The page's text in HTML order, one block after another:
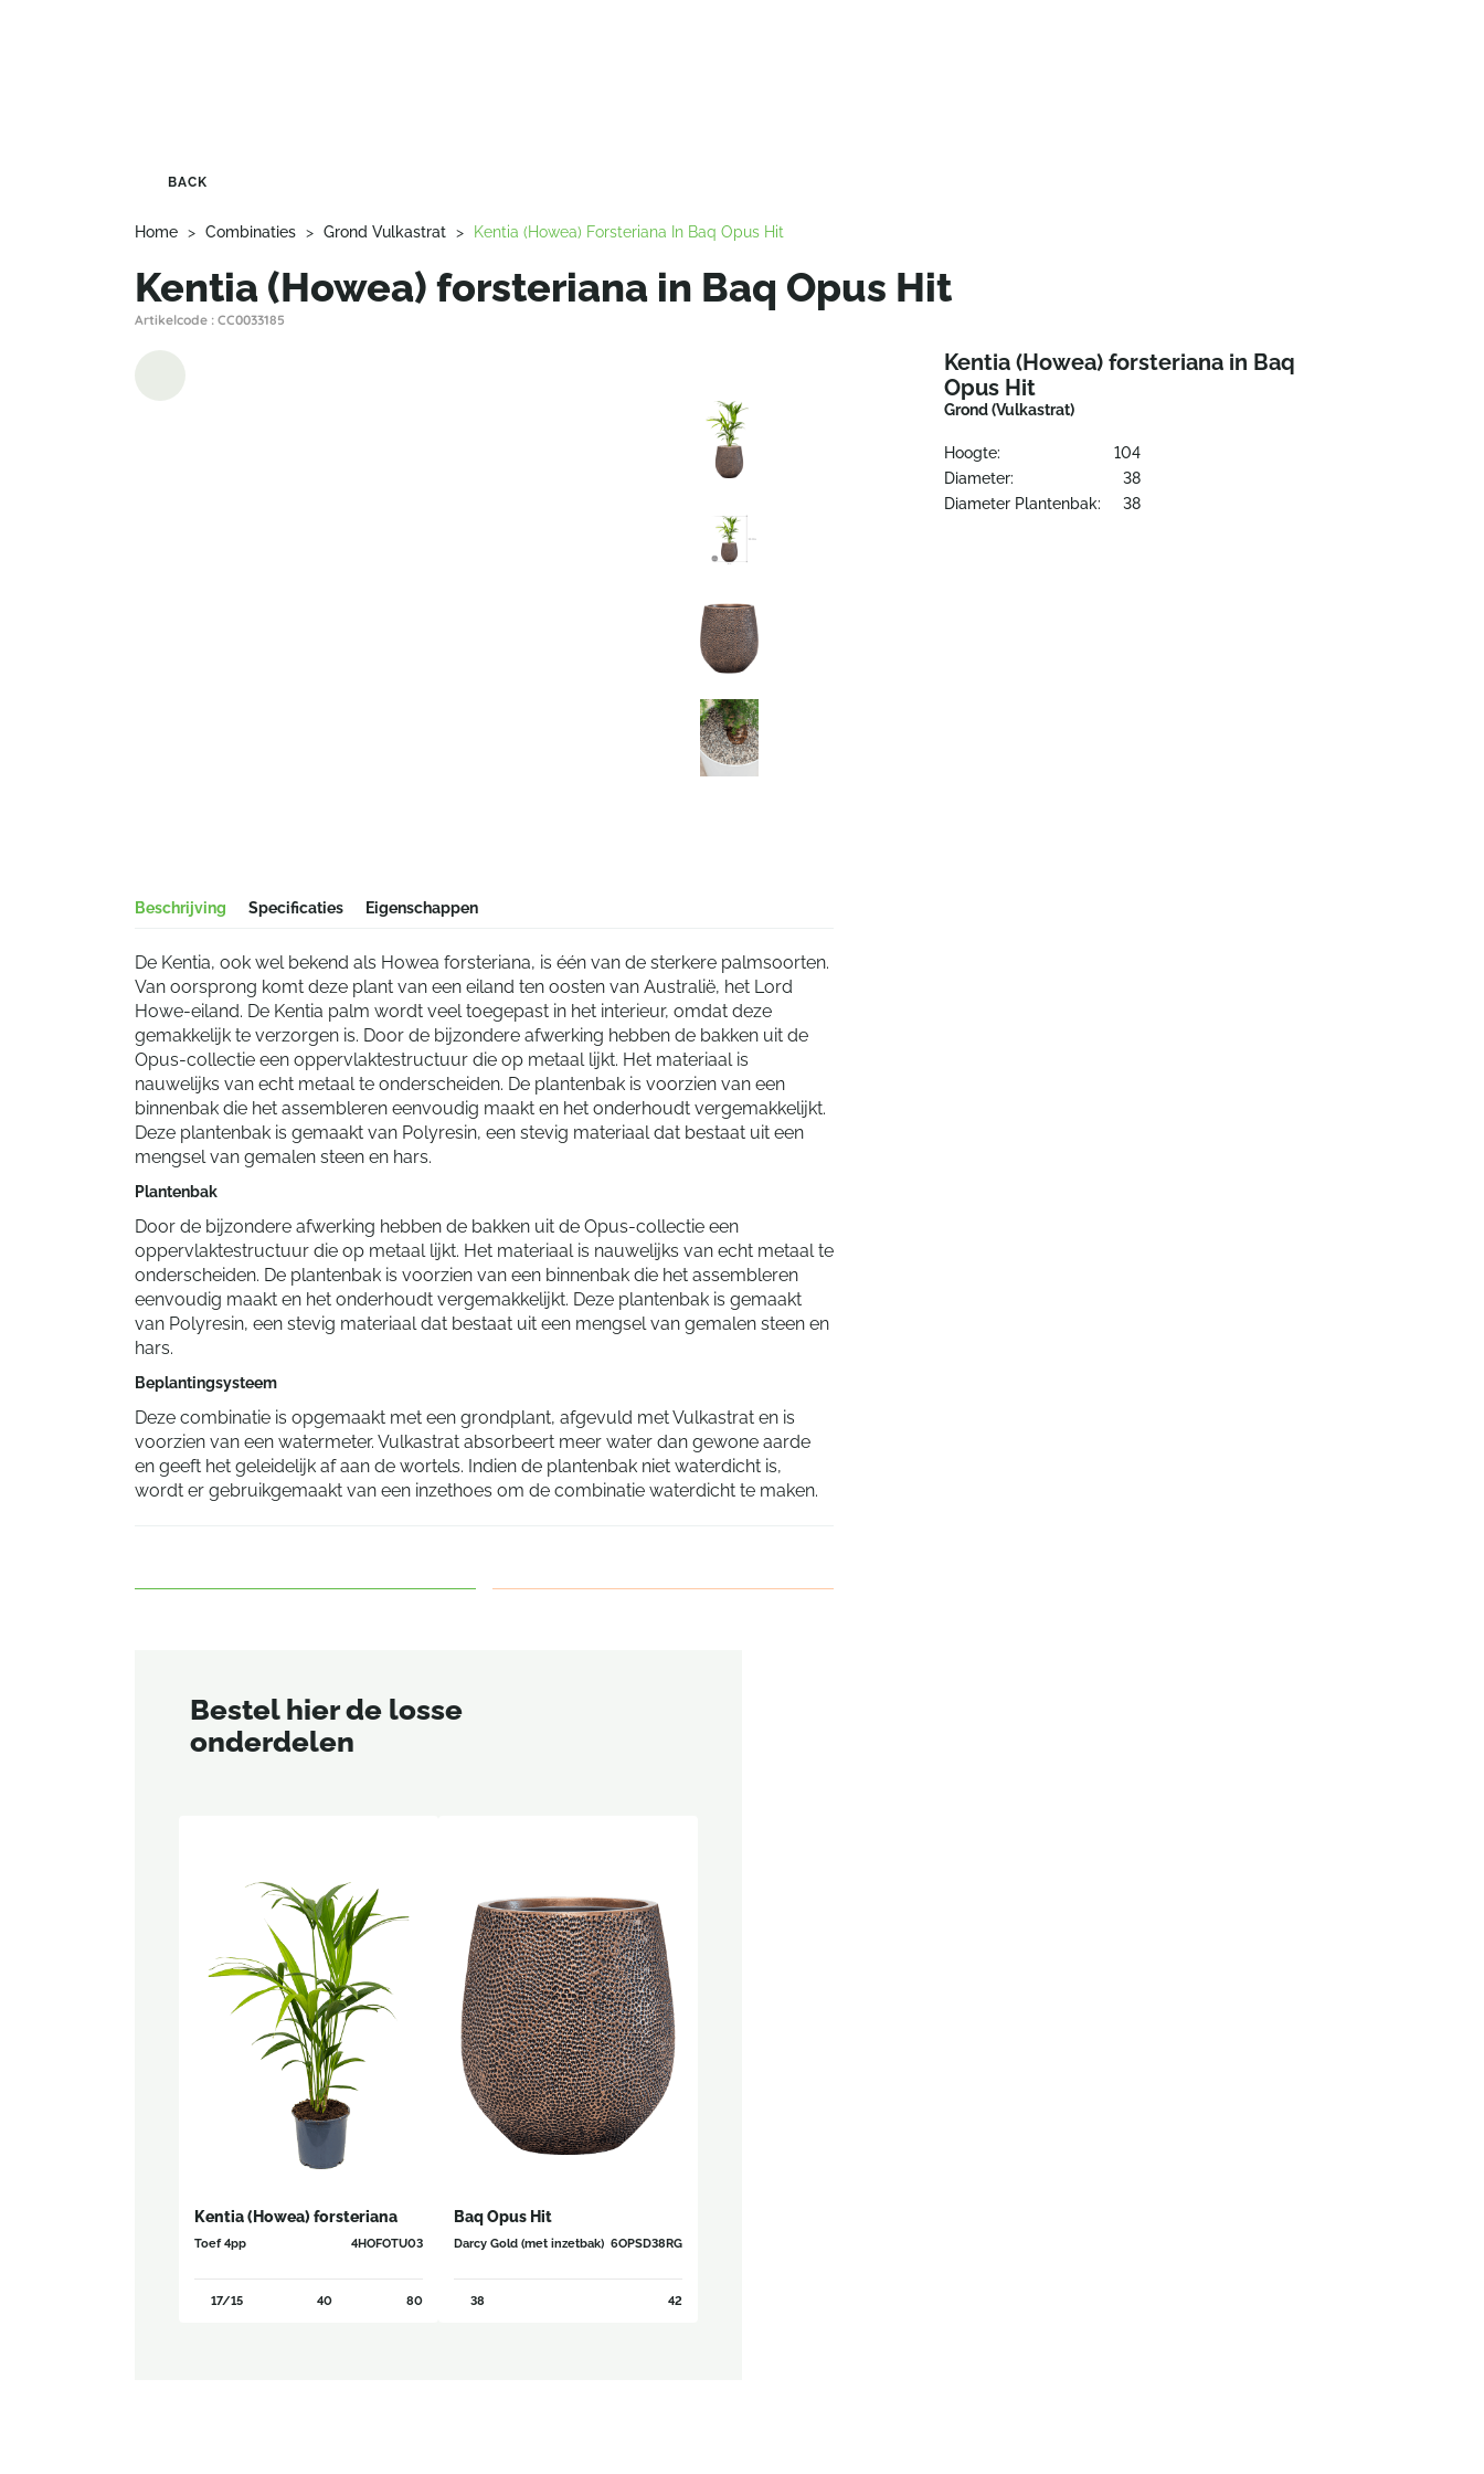
BACK
Home > Combinaties > Grond Vulkastrat > Kentia (Howea) Forsteriana In Baq Opus Hit
Kentia (Howea) forsteriana in Baq Opus Hit
Artikelcode : CC0033185
Beschrijving Specificaties Eigenschappen
De Kentia, ook wel bekend als Howea forsteriana, is één van de sterkere palmsoorten.
Van oorsprong komt deze plant van een eiland ten oosten van Australië, het Lord
Howe-eiland. De Kentia palm wordt veel toegepast in het interieur, omdat deze
gemakkelijk te verzorgen is. Door de bijzondere afwerking hebben de bakken uit de
Opus-collectie een oppervlaktestructuur die op metaal lijkt. Het materiaal is
nauwelijks van echt metaal te onderscheiden. De plantenbak is voorzien van een
binnenbak die het assembleren eenvoudig maakt en het onderhoudt vergemakkelijkt.
Deze plantenbak is gemaakt van Polyresin, een stevig materiaal dat bestaat uit een
mengsel van gemalen steen en hars.
Plantenbak
Door de bijzondere afwerking hebben de bakken uit de Opus-collectie een
oppervlaktestructuur die op metaal lijkt. Het materiaal is nauwelijks van echt metaal te
onderscheiden. De plantenbak is voorzien van een binnenbak die het assembleren
eenvoudig maakt en het onderhoudt vergemakkelijkt. Deze plantenbak is gemaakt
van Polyresin, een stevig materiaal dat bestaat uit een mengsel van gemalen steen en
hars.
Beplantingsysteem
Deze combinatie is opgemaakt met een grondplant, afgevuld met Vulkastrat en is
voorzien van een watermeter. Vulkastrat absorbeert meer water dan gewone aarde
en geeft het geleidelijk af aan de wortels. Indien de plantenbak niet waterdicht is,
wordt er gebruikgemaakt van een inzethoes om de combinatie waterdicht te maken.
Kentia (Howea) forsteriana in Baq
Opus Hit
Grond (Vulkastrat)
Hoogte:
104
Diameter:
38
Diameter Plantenbak:
38
Bestel hier de losse
onderdelen
Kentia (Howea) forsteriana
Toef 4pp 4HOFOTU03
17/15 40 80
Baq Opus Hit
Darcy Gold (met inzetbak) 6OPSD38RG
38 42